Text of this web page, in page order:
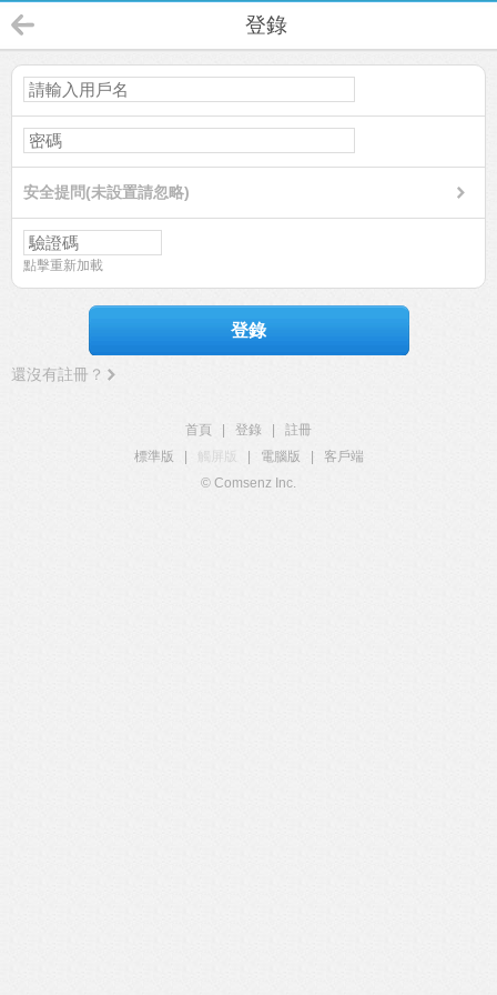
登錄
安全提問(未設置請忽略)
點擊重新加載
登錄
還沒有註冊？
首頁 登錄
註冊
標準版
觸屏版 電腦版
客戶端
© Comsenz Inc.